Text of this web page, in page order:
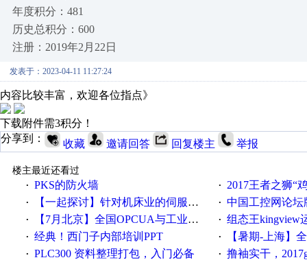
年度积分：481
历史总积分：600
注册：2019年2月22日
发表于：2023-04-11 11:27:24
内容比较丰富，欢迎各位指点》
下载附件需3积分！
分享到：
收藏 邀请回答 回复楼主 举报
楼主最近还看过
· PKS的防火墙 · 2017王者之狮“鸡”情签到
· 【一起探讨】针对机床业的伺服系统发展，您的期望是什么？ · 中国工控网论坛版
· 【7月北京】全国OPCUA与工业互联技术培训班通知！ · 组态王kingview
· 经典！西门子内部培训PPT · 【暑期-上海】全国工业
· PLC300 资料整理打包，入门必备 · 撸袖实干，2017gongkong®第